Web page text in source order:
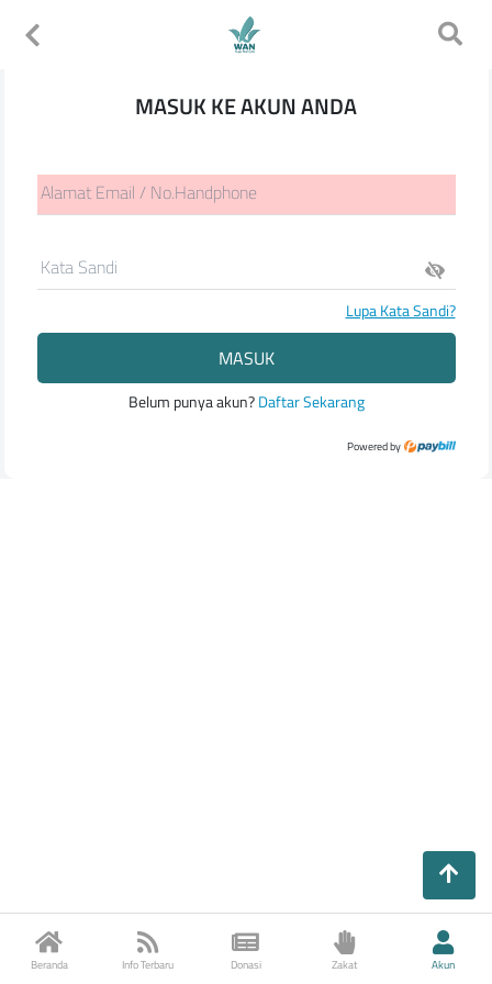
MASUK KE AKUN ANDA
Alamat Email / No.Handphone
Kata Sandi
Lupa Kata Sandi?
MASUK
Belum punya akun?Daftar Sekarang
Powered by
Beranda Info Terbaru Donasi Zakat Akun